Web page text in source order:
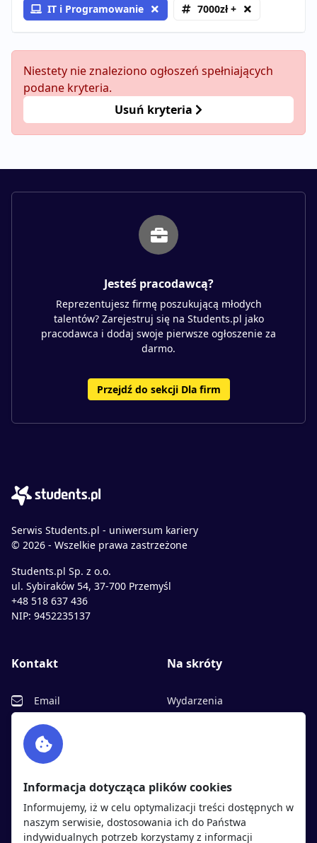
IT i Programowanie 7000zł +
Niestety nie znaleziono ogłoszeń spełniających
podane kryteria.
Usuń kryteria
Jesteś pracodawcą?
Reprezentujesz firmę poszukującą młodych
talentów? Zarejestruj się na Students.pl jako
pracodawca i dodaj swoje pierwsze ogłoszenie za
darmo.
Przejdź do sekcji Dla firm
Serwis Students.pl - uniwersum kariery
© 2026 - Wszelkie prawa zastrzeżone
Students.pl Sp. z o.o.
ul. Sybiraków 54, 37-700 Przemyśl
+48 518 637 436
NIP: 9452235137
Kontakt
Email
Facebook
Twitter
Na skróty
Wydarzenia
Polityka cookies
Polityka prywatności
Informacja dotycząca plików cookies
Informujemy, iż w celu optymalizacji treści dostępnych w
naszym serwisie, dostosowania ich do Państwa
indywidualnych potrzeb korzystamy z informacji